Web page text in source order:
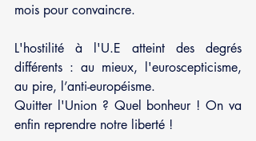
mois pour convaincre.
L'hostilité à l'U.E atteint des degrés
différents : au mieux, l'euroscepticisme,
au pire, l’anti-européisme.
Quitter l'Union ? Quel bonheur ! On va
enfin reprendre notre liberté !